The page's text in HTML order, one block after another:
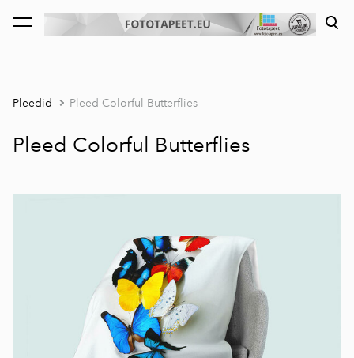
lisati ostukorvi. Vaata ostukorvi
Pleedid Pleed Colorful Butterflies
Pleed Colorful Butterflies